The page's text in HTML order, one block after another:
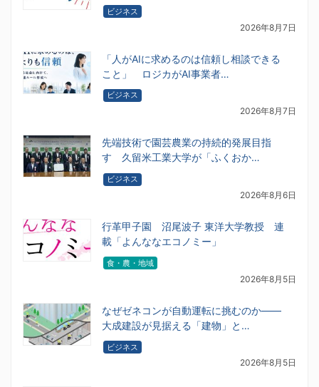
ビジネス
2026年8月7日
「人がAIに求めるのは信頼し相談できる
こと」 ロジカがAI事業者…
ビジネス
2026年8月7日
先端技術で園芸農業の持続的発展目指
す 久留米工業大学が「ふくおか…
ビジネス
2026年8月6日
行革甲子園 沼尾波子 東洋大学教授 連
載「よんななエコノミー」
食・農・地域
2026年8月5日
なぜゼネコンが自動運転に挑むのか――
大成建設が見据える「建物」と…
ビジネス
2026年8月5日